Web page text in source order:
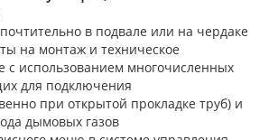
в подвале или на чердаке
на монтаж и техническое
с использованием многочисленных
для подключения
при открытой прокладке труб) и
дымовых газов